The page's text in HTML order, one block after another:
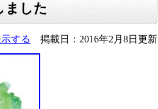
ました
する 掲載日：2016年2月8日更新